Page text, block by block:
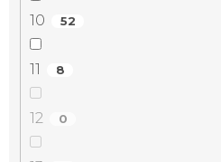
10 52
11 8
12 0